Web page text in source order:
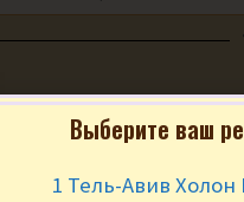
Выберите ваш
1 Тель-Авив